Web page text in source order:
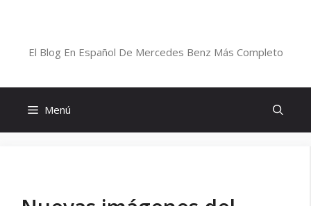
El Blog En Español De Mercedes Benz Más Completo
Menú